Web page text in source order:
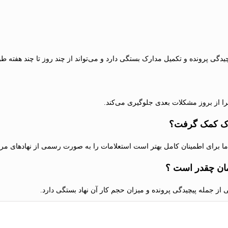
پرونده و تکمیل مدارک بستگی دارد و می‌تواند از چند روز تا چند هفته
از بروز مشکلات بعدی جلوگیری می‌کند.
کمک گرفت؟
برای اطمینان کامل بهتر است استعلامات را به صورت رسمی از نهادهای
چقدر است ؟
جمله پیچیدگی پرونده و میزان حجم کار آن نهاد بستگی دارد.